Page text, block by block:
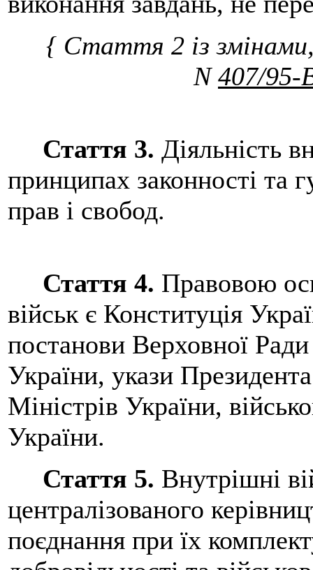
{ Стаття 2 із змінами,
N 407/95-
Стаття 3. Діяльність
принципах законності та
прав і свобод.
Стаття 4. Правовою
військ є Конституція
постанови Верховної
України, укази
Міністрів України,
України.
Стаття 5. Внутрішні
централізованого
поєднання при їх